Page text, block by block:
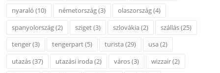
nyaraló (10) németország(3) olaszország(4)
spanyolország(2) sziget(3) szlovákia(2) szállás(25)
tenger(3) tengerpart(5) turista(29) usa(2)
utazás(37) utazási iroda(2) város(3) wizzair(2)